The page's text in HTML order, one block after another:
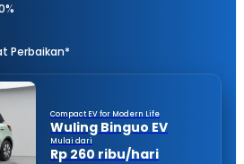
Perbaikan*
Compact EV for Modern Life
Wuling Binguo EV
Mulai dari
Rp 260 ribu/hari